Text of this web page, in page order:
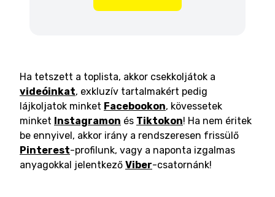
Ha tetszett a toplista, akkor csekkoljátok a
videóinkat, exkluzív tartalmakért pedig
lájkoljatok minket Facebookon, kövessetek
minket Instagramon és Tiktokon! Ha nem éritek
be ennyivel, akkor irány a rendszeresen frissülő
Pinterest-profilunk, vagy a naponta izgalmas
anyagokkal jelentkező Viber-csatornánk!